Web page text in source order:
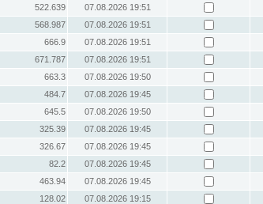
522.639
07.08.2026 19:51
568.987
07.08.2026 19:51
666.9
07.08.2026 19:51
671.787
07.08.2026 19:51
663.3
07.08.2026 19:50
484.7
07.08.2026 19:45
645.5
07.08.2026 19:50
325.39
07.08.2026 19:45
326.67
07.08.2026 19:45
82.2
07.08.2026 19:45
463.94
07.08.2026 19:45
128.02
07.08.2026 19:15